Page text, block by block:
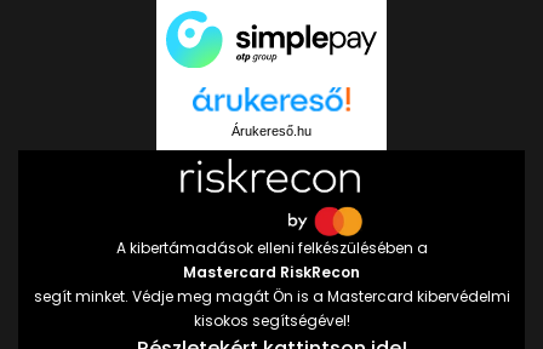
Árukereső.hu
A kibertámadások elleni felkészülésében a
Mastercard RiskRecon
segít minket. Védje meg magát Ön is a Mastercard kibervédelmi
kisokos segítségével!